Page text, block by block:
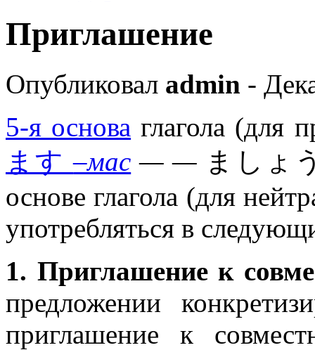
Приглашение
Опубликовал admin -
5-я основа глагола (для
ます–мас — — ましょ
основе глагола (для
употребляться в
1. Приглашение к
предложении
приглашение к